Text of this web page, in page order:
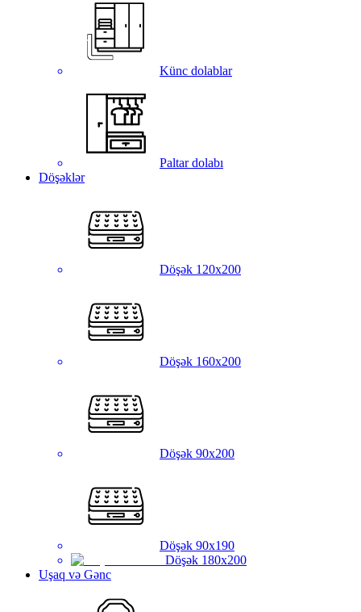
Künc dolablar
Paltar dolabı
Döşəklər
Döşək 120x200
Döşək 160x200
Döşək 90x200
Döşək 90x190
Döşək 180x200
Uşaq və Gənc